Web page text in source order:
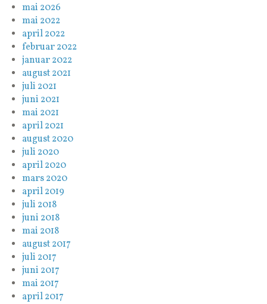
mai 2026
mai 2022
april 2022
februar 2022
januar 2022
august 2021
juli 2021
juni 2021
mai 2021
april 2021
august 2020
juli 2020
april 2020
mars 2020
april 2019
juli 2018
juni 2018
mai 2018
august 2017
juli 2017
juni 2017
mai 2017
april 2017